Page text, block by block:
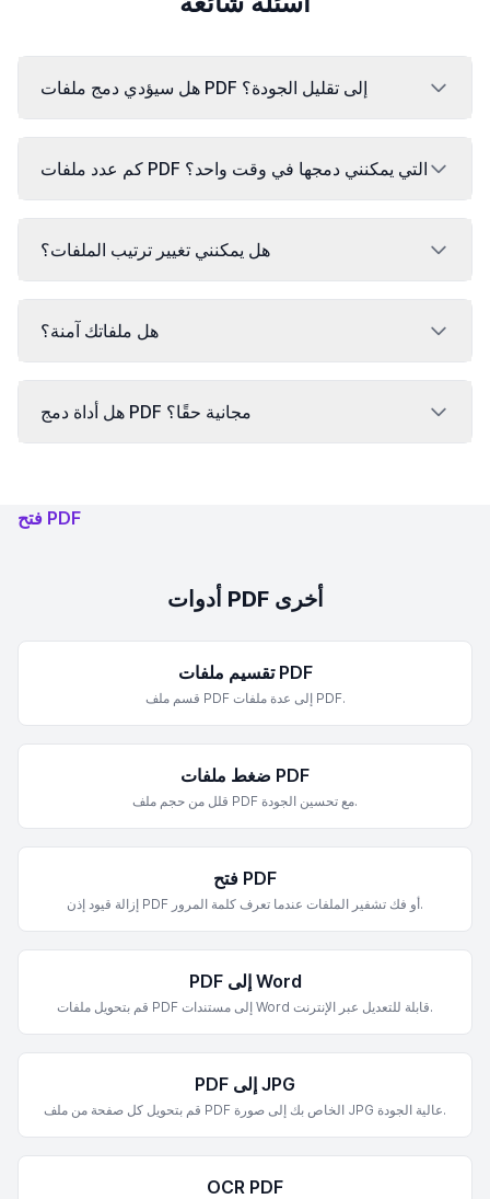
هل سيؤدي دمج ملفات PDF إلى تقليل الجودة؟
كم عدد ملفات PDF التي يمكنني دمجها في وقت واحد؟
هل يمكنني تغيير ترتيب الملفات؟
هل ملفاتك آمنة؟
هل أداة دمج PDF مجانية حقًا؟
فتح PDF
أدوات PDF أخرى
تقسيم ملفات PDF
قسم ملف PDF إلى عدة ملفات PDF.
ضغط ملفات PDF
قلل من حجم ملف PDF مع تحسين الجودة.
فتح PDF
إزالة قيود إذن PDF أو فك تشفير الملفات عندما تعرف كلمة المرور.
PDF إلى Word
قم بتحويل ملفات PDF إلى مستندات Word قابلة للتعديل عبر الإنترنت.
PDF إلى JPG
قم بتحويل كل صفحة من ملف PDF الخاص بك إلى صورة JPG عالية الجودة.
OCR PDF